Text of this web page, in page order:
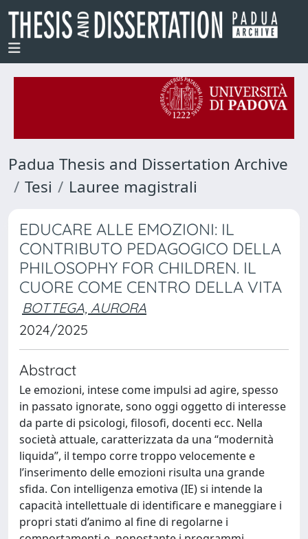
Padua Thesis and Dissertation Archive
Tesi
Lauree magistrali
EDUCARE ALLE EMOZIONI: IL
CONTRIBUTO PEDAGOGICO DELLA
PHILOSOPHY FOR CHILDREN. IL
CUORE COME CENTRO DELLA VITA
BOTTEGA, AURORA
2024/2025
Abstract
Le emozioni, intese come impulsi ad agire, spesso
in passato ignorate, sono oggi oggetto di interesse
da parte di psicologi, filosofi, docenti ecc. Nella
società attuale, caratterizzata da una “modernità
liquida”, il tempo corre troppo velocemente e
l’inserimento delle emozioni risulta una grande
sfida. Con intelligenza emotiva (IE) si intende la
capacità intellettuale di identificare e maneggiare i
propri stati d’animo al fine di regolarne i